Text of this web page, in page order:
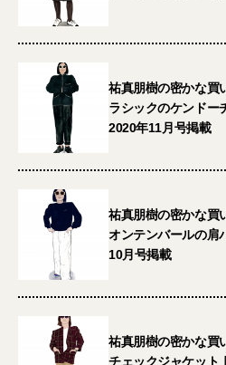
祐真朋樹の密かな買
ラシックのケンドー
2020年11月号掲載
祐真朋樹の密かな買
オンテンバールの肩
10月号掲載
祐真朋樹の密かな買
チェックジャケット